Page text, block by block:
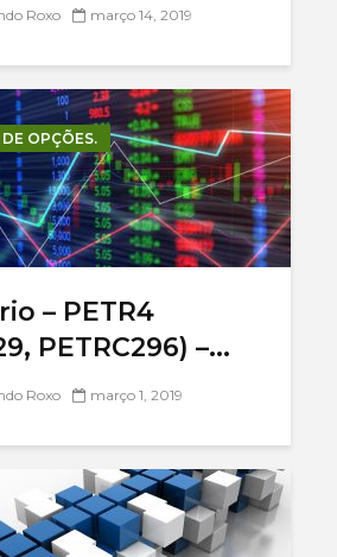
Roxo março 14, 2019
OPÇÕES.
– PETR4
PETRC296) –...
Roxo março 1, 2019